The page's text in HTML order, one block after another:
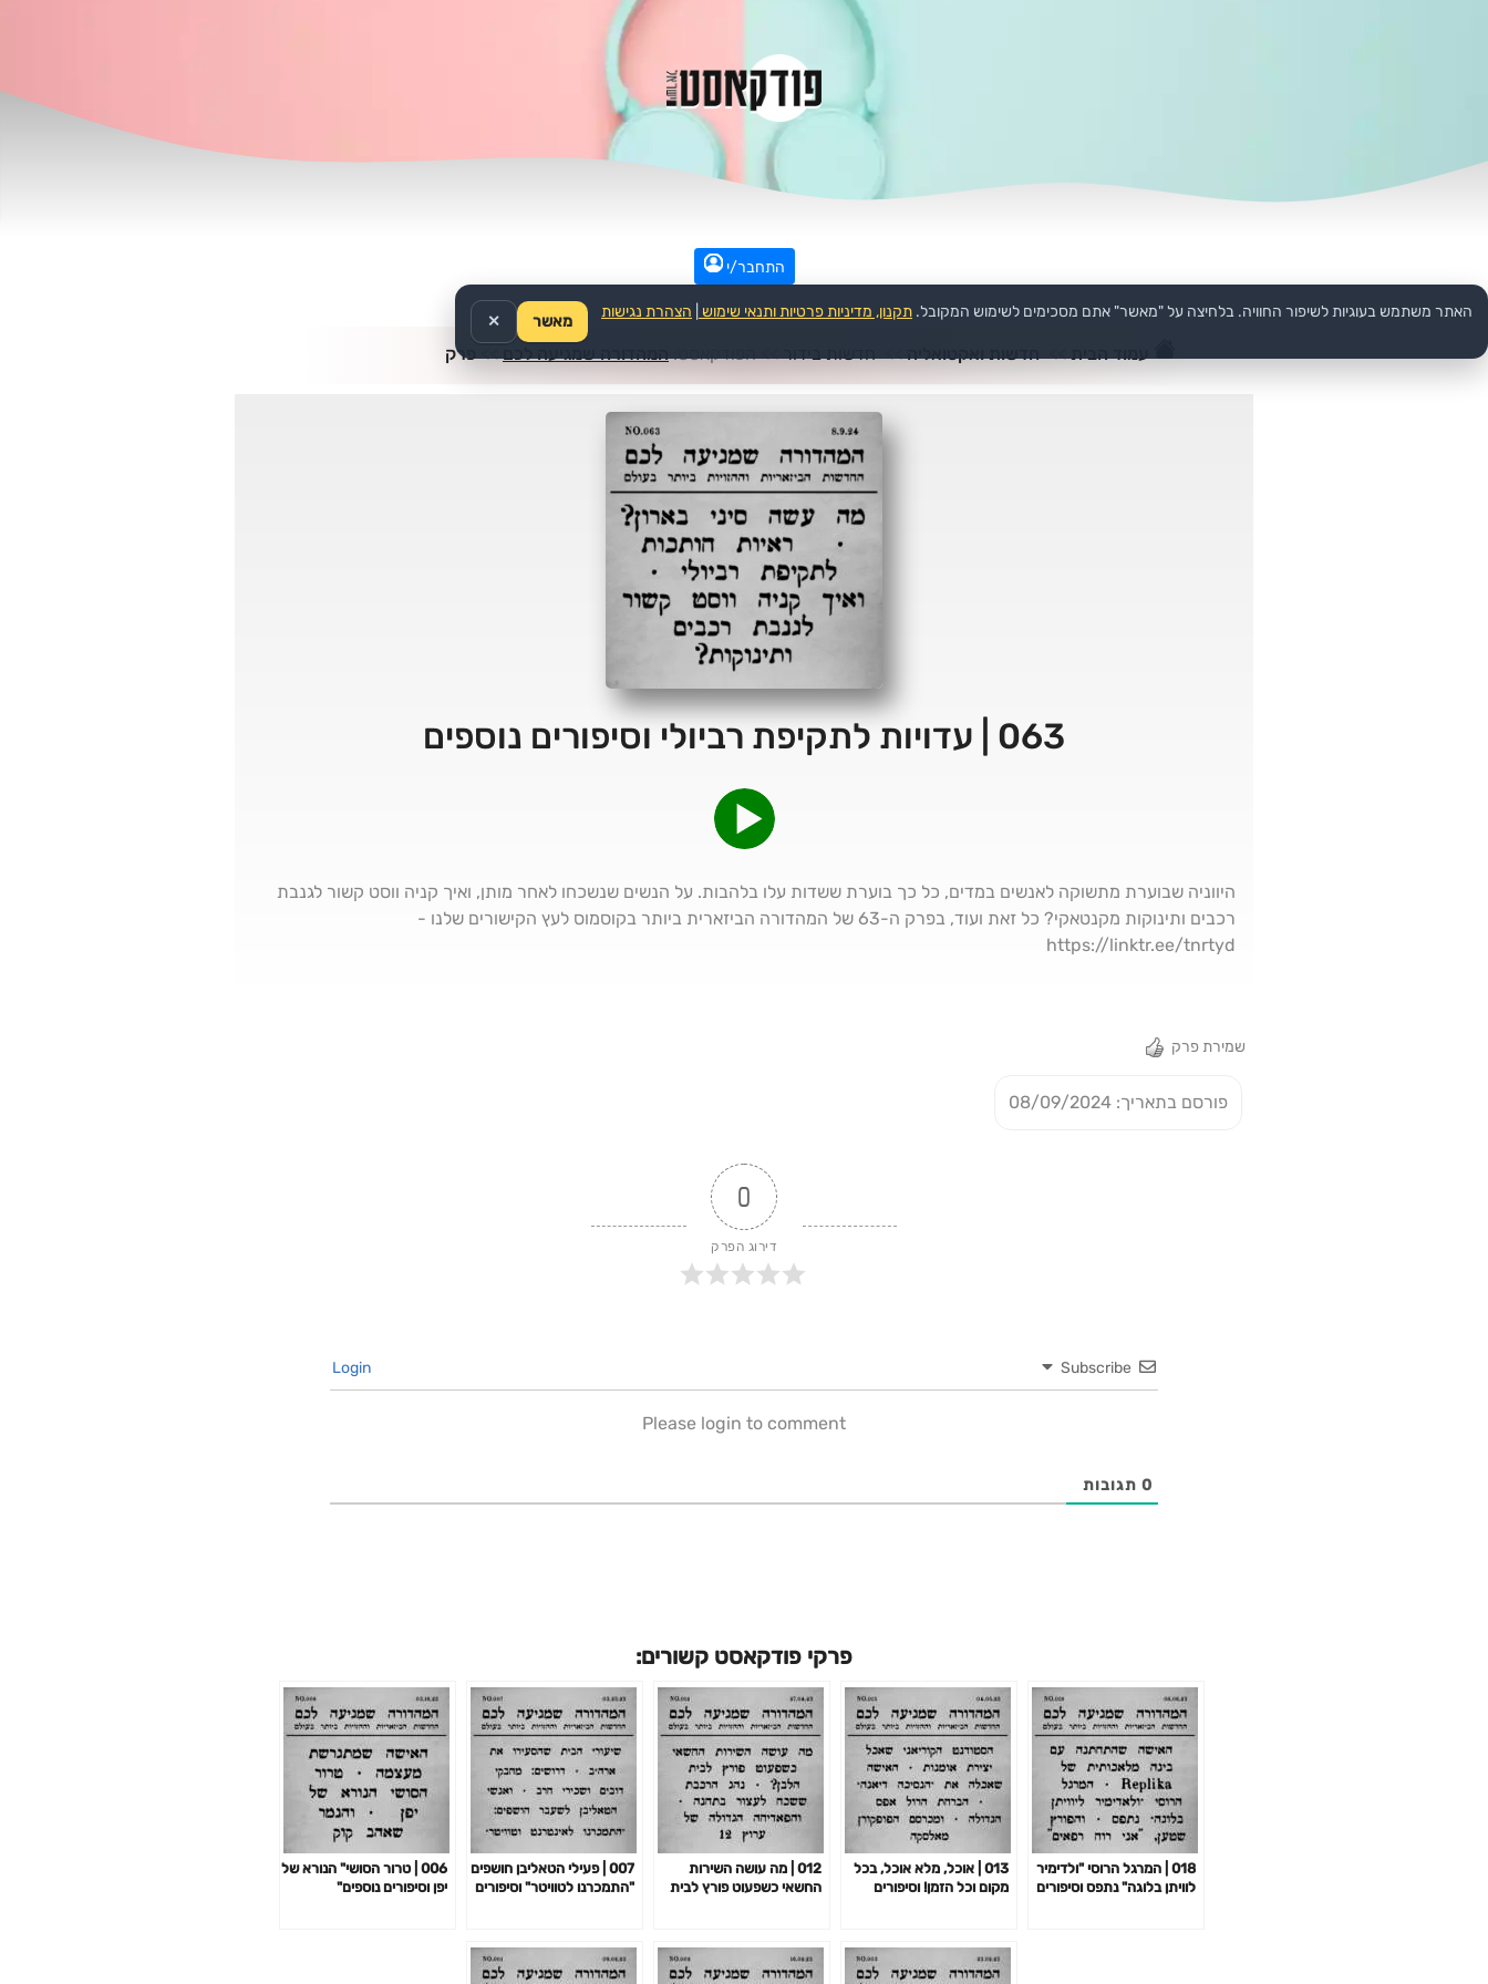
התחבר/י
עמוד הבית >> חדשות ואקטואליה >> חדשות בידור >>הפודקאסט: המהדורה שמגיעה לכם >>פרק
063 | עדויות לתקיפת רביולי וסיפורים נוספים
היווניה שבוערת מתשוקה לאנשים במדים, כל כך בוערת ששדות עלו בלהבות. על הנשים שנשכחו לאחר מותן, ואיך קניה ווסט קשור לגנבת
רכבים ותינוקות מקנטאקי? כל זאת ועוד, בפרק ה-63 של המהדורה הביזארית ביותר בקוסמוס לעץ הקישורים שלנו -
https://linktr.ee/tnrtyd
שמירת פרק
פורסם בתאריך: 08/09/2024
0
דירוג הפרק
Subscribe
Please login to comment
0 תגובות
פרקי פודקאסט קשורים:
018 | המרגל הרוסי "ולדימיר
לוויתן בלוגה" נתפס וסיפורים
013 | אוכל, מלא אוכל, בכל
מקום וכל הזמן! וסיפורים
012 | מה עושה השירות
החשאי כשפעוט פורץ לבית
007 | פעילי הטאליבן חושפים
"התמכרנו לטוויטר" וסיפורים
006 | טרור הסושי" הנורא של
יפן וסיפורים נוספים"
האתר משתמש בעוגיות לשיפור החוויה. בלחיצה על "מאשר" אתם מסכימים לשימוש המקובל. תקנון, מדיניות פרטיות ותנאי שימוש הצהרת נגישות
מאשר ✕